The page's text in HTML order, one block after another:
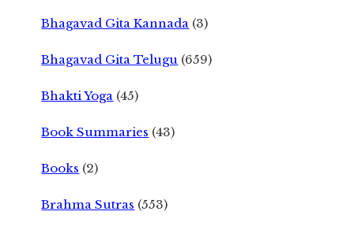
Bhagavad Gita Kannada (3)
Bhagavad Gita Telugu (659)
Bhakti Yoga (45)
Book Summaries (43)
Books (2)
Brahma Sutras (553)